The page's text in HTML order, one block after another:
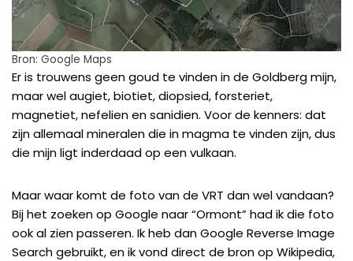
Bron: Google Maps
Er is trouwens geen goud te vinden in de Goldberg mijn,
maar welaugiet,biotiet,diopsied, forsteriet,
magnetiet,nefelienensanidien. Voor de kenners: dat
zijn allemaal mineralen die in magma te vinden zijn, dus
die mijn ligt inderdaad op een vulkaan.
Maar waar komt de foto van de VRT dan wel vandaan?
Bij het zoeken op Google naar “Ormont” had ik die foto
ook al zien passeren. Ik heb danGoogle Reverse Image
Searchgebruikt, en ik vond direct de bron op Wikipedia,